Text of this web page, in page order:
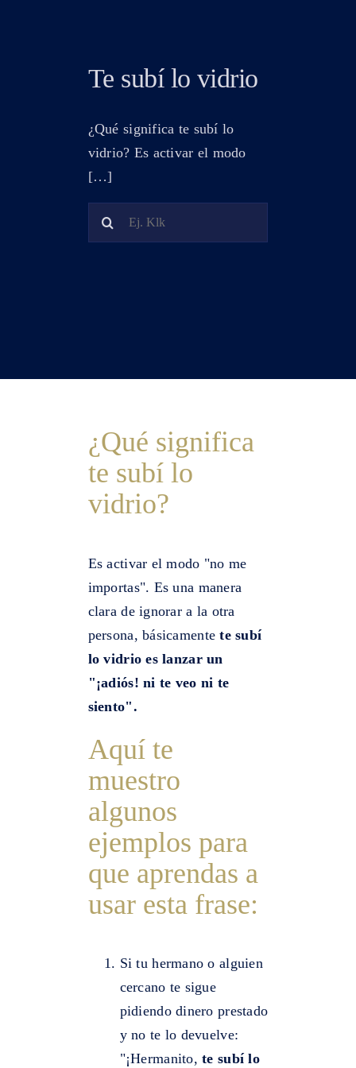
Te subí lo vidrio
¿Qué significa te subí lo
vidrio? Es activar el modo
[…]
Search
¿Qué significa
te subí lo
vidrio?
Es activar el modo "no me
importas". Es una manera
clara de ignorar a la otra
persona, básicamentete subí
lo vidrio es lanzar un
"¡adiós! ni te veo ni te
siento".
Aquí te
muestro
algunos
ejemplos para
que aprendas a
usar esta frase:
Si tu hermano o alguien
cercano te sigue
pidiendo dinero prestado
y no te lo devuelve:
"¡Hermanito, te subí lo